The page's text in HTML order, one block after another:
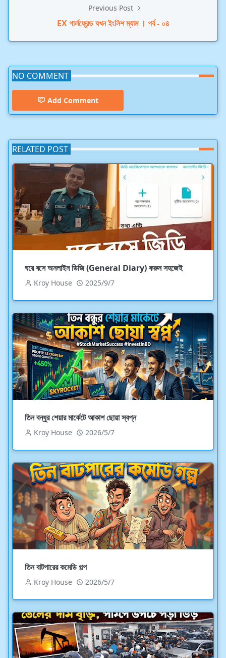
Previous Post
EX গার্লফ্রেন্ড যখন ইংলিশ ম্যাম । পর্ব - ০৪
NO COMMENT
Add Comment
RELATED POST
ঘরে বসে অনলাইন ডিজি (General Diary) করুন সহজেই
Kroy House 2025/9/7
তিন বন্ধুর শেয়ার মার্কেটে আকাশ ছোয়া স্বপ্ন
Kroy House 2026/5/7
তিন বাটপারের কমেডি গল্প
Kroy House 2026/5/7